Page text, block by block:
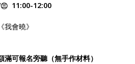
11:00-12:00
會曉》
可報名旁聽（無手作材料）